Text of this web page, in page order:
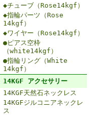
◆チューブ（Rose14kgf）
◆指輪パーツ（Rose
14kgf）
◆ワイヤー（Rose14kgf）
●ピアス空枠
（white14kgf）
●指輪リング（White
14kgf）
14KGF アクセサリー
14KGF天然石ネックレス
14KGFジルコニアネックレ
ス